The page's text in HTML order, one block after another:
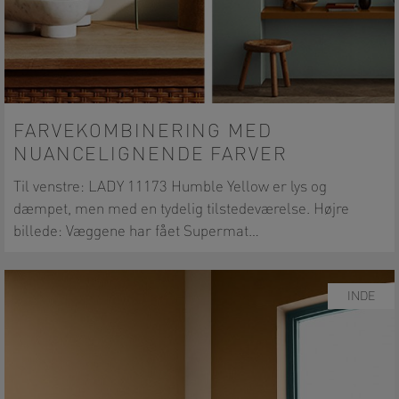
FARVEKOMBINERING MED
NUANCELIGNENDE FARVER
Til venstre: LADY 11173 Humble Yellow er lys og
dæmpet, men med en tydelig tilstedeværelse. Højre
billede: Væggene har fået Supermat…
INDE